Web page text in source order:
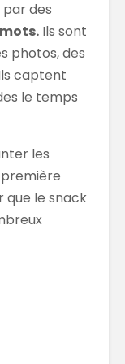
des
Ils sont
photos, des
captent
le temps
les
que le snack